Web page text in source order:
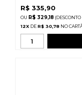
R$ 335,90
R$ 329,18 (DESCONTO
12X DE R$ 30,78